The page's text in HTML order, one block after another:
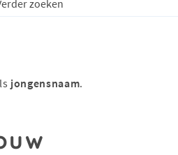
jongensnaam.